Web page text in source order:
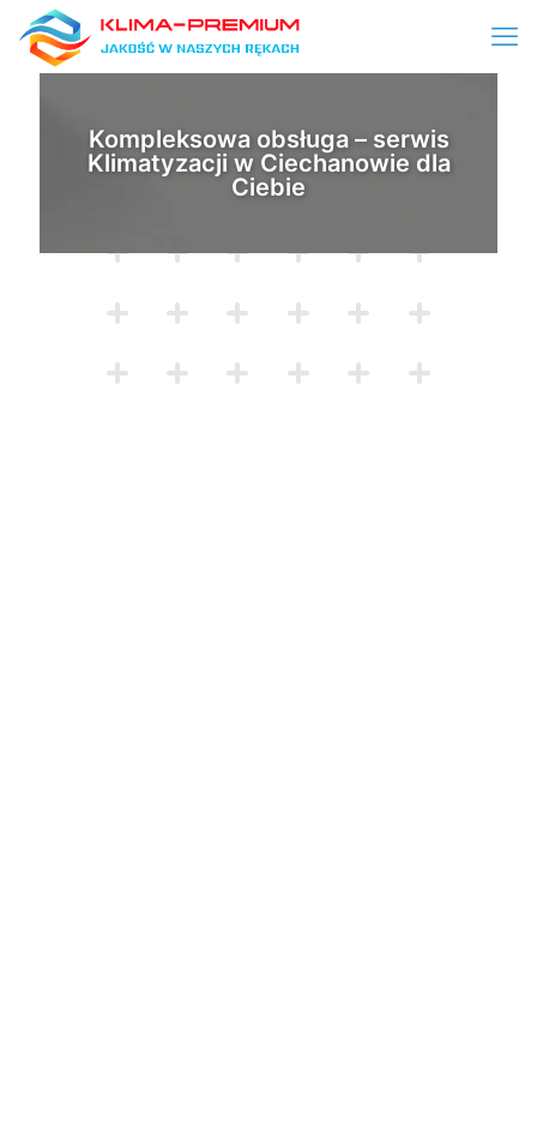
Kompleksowa obsługa – serwis
Klimatyzacji w Ciechanowie dla
Ciebie